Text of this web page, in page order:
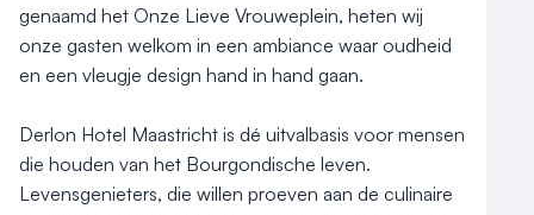
genaamd het Onze Lieve Vrouweplein, heten wij
onze gasten welkom in een ambiance waar oudheid
en een vleugje design hand in hand gaan.
Derlon Hotel Maastricht is dé uitvalbasis voor mensen
die houden van het Bourgondische leven.
Levensgenieters, die willen proeven aan de culinaire